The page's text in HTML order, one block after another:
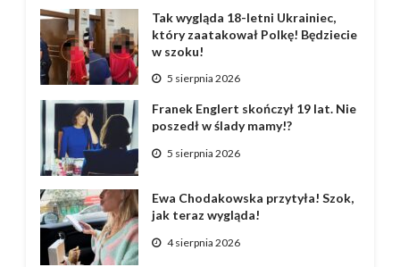
Tak wygląda 18-letni Ukrainiec,
który zaatakował Polkę! Będziecie
w szoku!
5 sierpnia 2026
Franek Englert skończył 19 lat. Nie
poszedł w ślady mamy!?
5 sierpnia 2026
Ewa Chodakowska przytyła! Szok,
jak teraz wygląda!
4 sierpnia 2026